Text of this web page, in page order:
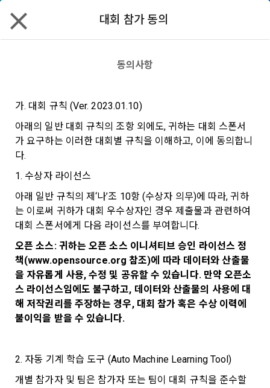
데이스쿨할인 리턴즈
MY XP
0 / 800 0
0
[데이콘] 회원가입 인증메일
이용약관
제 1 조 (목적)
본 약관은 데이콘 주식회사(이하 “회사”)와 “회원” 간에 정보 서
비스를 이용하는 조건 및 절차에 관한 필요한 사항을 약속하여
규정하는 데 그 목적이 있다. “회원”은 모든 약관에 동의해야 하
며, 어떤 방식이든 본 서비스를 사용한다는 것은 “회원”이 본 약
관의 전부에 동의한다는 것을 의미하며 본 약관은 “회원”이 서비
의 조항을 포함한다.
이 약관에서 사용하는 용어의 정의는 아래와 같다.
1."사이트"라 함은 "회사"가 서비스를 "회원"에게 제공하기 위하
여 컴퓨터 등 정보 통신 설비를 이용하여 설정한 가상의 영업장
또는 "회사"가 운영하는 아래 웹사이트를 말한다.
가. ***.dacon.io
트를 통해 개인이 등록한 자료를 DB화하여 각각의 목적에 맞게
분류, 가공, 집계하여 정보를 제공하는 서비스를 포함한다.
개인정보 처리방침
데이콘 개인정보 처리방침
(2021.05.24 본)
우선의 가치로 두고 있습니다. 데이콘주식회사(이하 ‘데이콘’ 또
정보보호 등에 관한 법률(이하 ‘정보통신망법’), 개인정보보호법
등 국내의 개인정보 보호 법령을 철저히 준수합니다.
1. 개인정보처리방침의 의의
데이콘이 어떤 정보를 수집하고, 수집한 정보를 어떻게 사용하
며, 필요에 따라 누구와 이를 공유(‘위탁 또는 제공’)하며, 이용목
적을 달성한 정보를 언제, 어떻게 파기 하는지 등 ‘개인정보의 한
살이’와 관련한 정보를 투명하게 제공합니다.
지고 있으며, 이를 어떤 방법과 절차로 행사할 수 있는지를 알려
인정보 보호를 위해 어떤 권리를 행사할 수 있는지도 함께 안내
마케팅 정보 수신 동의
1. 광고성 정보의 이용목적
DACON이 제공하는 이용자 맞춤형 서비스 및 상품 추천, 각종
경품 행사, 이벤트, 경진대회 홍보 목적 등의 광고성 정보를 전자
이용자에게 제공합니다.
의 의사에 따라 동의를 철회할 수 있습니다.
동의를 거부 하시더라도 DACON에서 제공하는 서비스의 이용
에 제한이 되지 않습니다.
단, 할인, 이벤트 및 이용자 맞춤형 상품 추천 등의 마케팅 정보
안내 서비스가 제한됩니다.
개인정보보호법 제22조 제5항에 의해 선택정보 사항에 대해서
는 동의 거부 하시더라도 서비스 이용에 제한되지 않습니다.
코스포 x 데이콘 자동차 충돌 분석 AI경진
대회 채용
채용 | 알고리즘 | 동영상 | 비전 | 분류 | Macro F1 Score
채용
2023.02.06 ~ 2023.03.13 09:59
973명
마감
대회안내 데이터 코드 공유 토크 리더보드
대회 참가 동의
동의사항
가. 대회 규칙 (Ver. 2023.01.10)
아래의 일반 대회 규칙의 조항 외에도, 귀하는 대회 스폰서
가 요구하는 이러한 대회별 규칙을 이해하고, 이에 동의합니
다.
1. 수상자 라이선스
아래 일반 규칙의 제‘나’조 10항 (수상자 의무)에 따라, 귀하
는 이로써 귀하가 대회 우수상자인 경우 제출물과 관련하여
대회 스폰서에게 다음 라이선스를 부여합니다.
오픈 소스: 귀하는 오픈 소스 이니셔티브 승인 라이선스 정
책(www.opensource.org 참조)에 따라 데이터와 산출물
을 자유롭게 사용, 수정 및 공유할 수 있습니다. 만약 오픈소
스 라이선스임에도 불구하고, 데이터와 산출물의 사용에 대
해 저작권리를 주장하는 경우, 대회 참가 혹은 수상 이력에
불이익을 받을 수 있습니다.
2. 자동 기계 학습 도구 (Auto Machine Learning Tool)
개별 참가자 및 팀은 참가자 또는 팀이 대회 규칙을 준수할